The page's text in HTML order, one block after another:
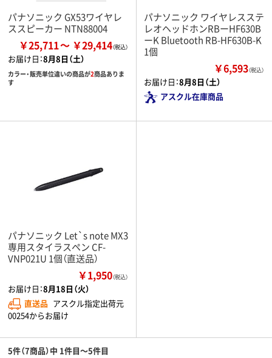
パナソニック GX53ワイヤレ
ススピーカー NTN88004
￥25,711 ￥29,414
お届け日：8月8日（土）
カラー・販売単位違いの商品が2商品ありま
す
パナソニック ワイヤレスステ
レオヘッドホンRBーHF630B
ーK Bluetooth RB-HF630B-K
1個
￥6,593（税込）
お届け日：8月8日（土）
アスクル在庫商品
パナソニック Let`s note MX3
専用スタイラスペン CF-
VNP021U 1個（直送品）
￥1,950（税込）
お届け日：8月18日（火）
直送品 アスクル指定出荷元
00254からお届け
5件（7商品）中 1件目～5件目